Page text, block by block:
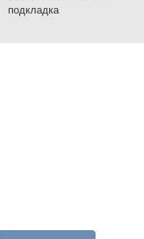
подкладка